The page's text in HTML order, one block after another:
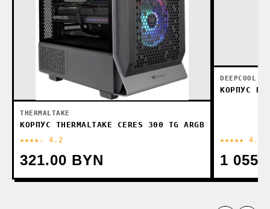
THERMALTAKE
КОРПУС THERMALTAKE CERES 300 TG ARGB
★★★★☆ 4.2
321.00 BYN
DEEPCOOL
КОРПУС
★★★★★ 4.6
1